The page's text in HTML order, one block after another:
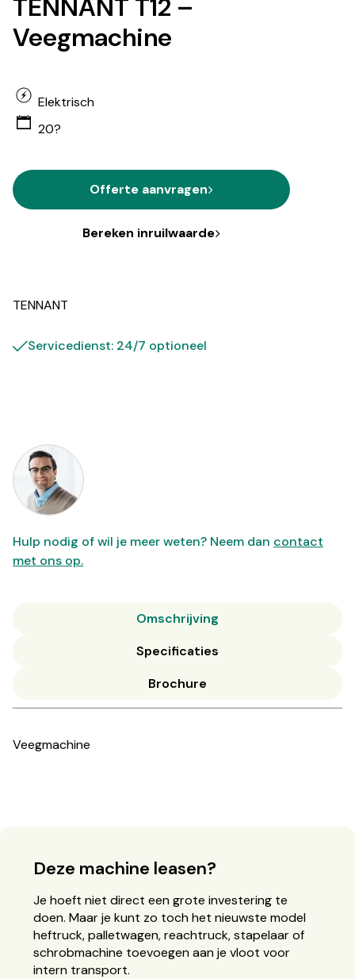
TENNANT T12 –
Veegmachine
Elektrisch
20?
Offerte aanvragen
Bereken inruilwaarde
TENNANT
Servicedienst: 24/7 optioneel
Hulp nodig of wil je meer weten? Neem dan contact
met ons op.
Omschrijving
Specificaties
Brochure
Veegmachine
Deze machine leasen?
Je hoeft niet direct een grote investering te
doen. Maar je kunt zo toch het nieuwste model
heftruck, palletwagen, reachtruck, stapelaar of
schrobmachine toevoegen aan je vloot voor
intern transport.